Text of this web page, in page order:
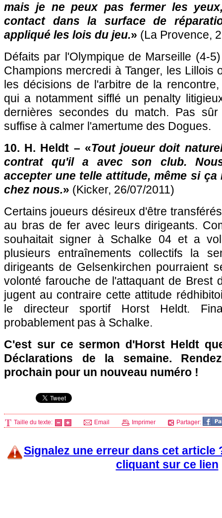
mais je ne peux pas fermer les
contact dans la surface de
appliqué les lois du jeu.» (La Provence,
Défaits par l'Olympique de Marseille (4-
Champions mercredi à Tanger, les Lillois
les décisions de l'arbitre de la
qui a notamment sifflé un penalty
dernières secondes du match. Pas
suffise à calmer l'amertume des Dogues.
10. H. Heldt – «Tout joueur doit
contrat qu'il a avec son club.
accepter une telle attitude, même si
chez nous.» (Kicker, 26/07/2011)
Certains joueurs désireux d'être
au bras de fer avec leurs dirigeants.
souhaitait signer à Schalke 04 et a
plusieurs entraînements collectifs la
dirigeants de Gelsenkirchen pourraient
volonté farouche de l'attaquant de Brest
jugent au contraire cette attitude
le directeur sportif Horst Heldt.
probablement pas à Schalke.
C'est sur ce sermon d'Horst Heldt
Déclarations de la semaine.
prochain pour un nouveau numéro !
Taille du texte: Email Imprimer Partager:
Signalez une erreur dans cet article
cliquant sur ce lien